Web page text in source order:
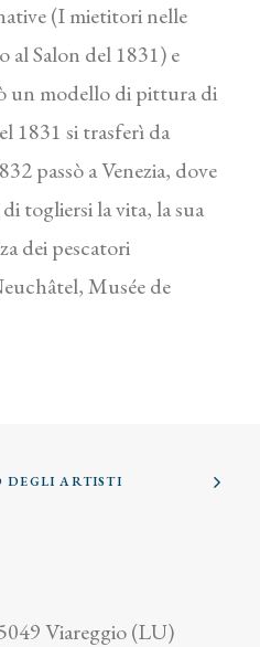
(I mietitori nelle
al Salon del 1831) e
un modello di pittura di
1831 si trasferì da
passò a Venezia, dove
togliersi la vita, la sua
dei pescatori
Musée de
ARTISTI
Viareggio (LU)